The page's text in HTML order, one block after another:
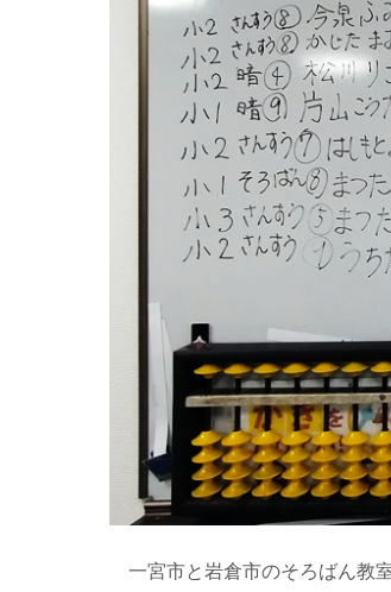
一宮市と岩倉市のそろばん教